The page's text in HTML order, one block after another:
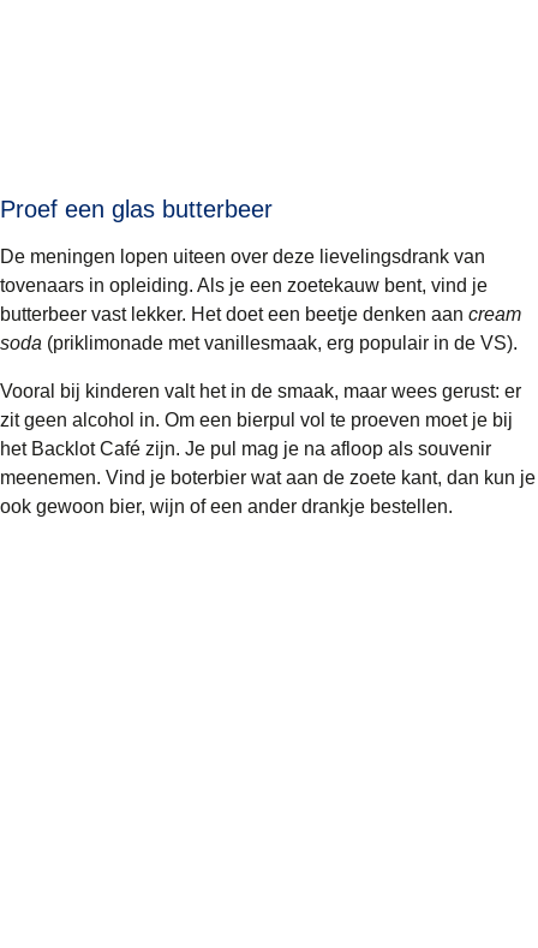
Proef een glas butterbeer
De meningen lopen uiteen over deze lievelingsdrank van
tovenaars in opleiding. Als je een zoetekauw bent, vind je
butterbeer vast lekker. Het doet een beetje denken aan cream
soda (priklimonade met vanillesmaak, erg populair in de VS).
Vooral bij kinderen valt het in de smaak, maar wees gerust: er
zit geen alcohol in. Om een bierpul vol te proeven moet je bij
het Backlot Café zijn. Je pul mag je na afloop als souvenir
meenemen. Vind je boterbier wat aan de zoete kant, dan kun je
ook gewoon bier, wijn of een ander drankje bestellen.